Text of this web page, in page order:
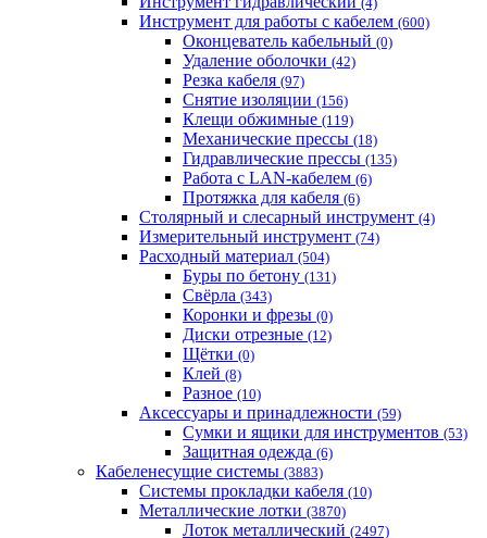
Инструмент для работы с кабелем (600)
Оконцеватель кабельный (0)
Удаление оболочки (42)
Резка кабеля (97)
Снятие изоляции (156)
Клещи обжимные (119)
Механические прессы (18)
Гидравлические прессы (135)
Работа с LAN-кабелем (6)
Протяжка для кабеля (6)
Столярный и слесарный инструмент (4)
Измерительный инструмент (74)
Расходный материал (504)
Буры по бетону (131)
Свёрла (343)
Коронки и фрезы (0)
Диски отрезные (12)
Щётки (0)
Клей (8)
Разное (10)
Аксессуары и принадлежности (59)
Cумки и ящики для инструментов (53)
Защитная одежда (6)
Кабеленесущие системы (3883)
Системы прокладки кабеля (10)
Металлические лотки (3870)
Лоток металлический (2497)